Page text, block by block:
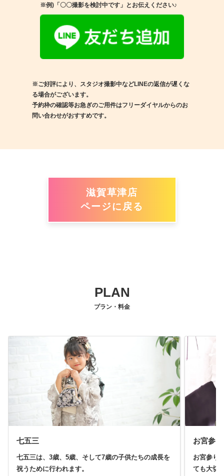
※例)「〇〇撮影を検討中です」とお伝えください♪
※ご好評により、スタジオ撮影中などLINEの返信が遅くな
る場合がございます。
予約枠の確認等お急ぎのご用件はフリーダイヤルからのお
問い合わせがおすすめです。
滋賀草津店
ページに戻る
PLAN
プラン・料金
七五三
七五三は、3歳、5歳、そして7歳の子供たちの成長を
祝うために行われます。
お宮参り
お宮参り
ても大切